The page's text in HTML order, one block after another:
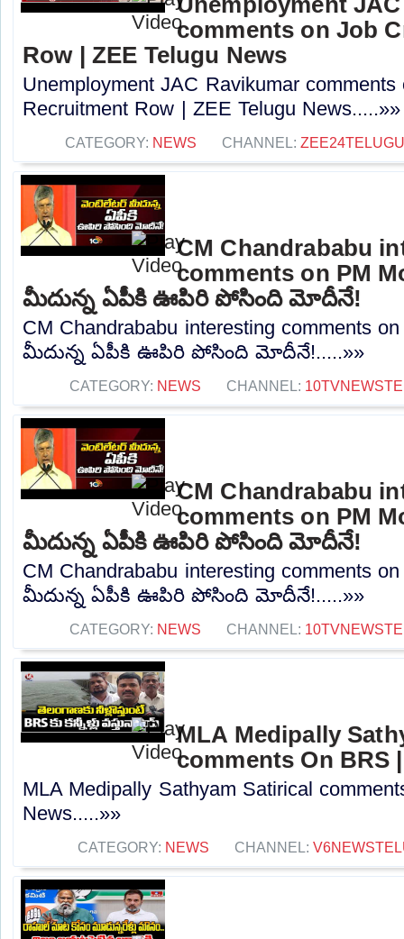
comments on Job
Row | ZEE Telugu News
Unemployment JAC Ravikumar
Recruitment Row | ZEE Telugu News.....»»
CATEGORY: NEWS CHANNEL:
CM Chandrababu
comments on PM
మీదున్న ఏపీకి ఊపిరి పోసింది మోదీనే!
CM Chandrababu interesting comments
మీదున్న ఏపీకి ఊపిరి పోసింది మోదీనే!.....»»
CATEGORY: NEWS CHANNEL:
CM Chandrababu
comments on PM
మీదున్న ఏపీకి ఊపిరి పోసింది మోదీనే!
CM Chandrababu interesting comments
మీదున్న ఏపీకి ఊపిరి పోసింది మోదీనే!.....»»
CATEGORY: NEWS CHANNEL:
MLA Medipally
comments On BRS
MLA Medipally Sathyam Satirical
News.....»»
CATEGORY: NEWS CHANNEL: